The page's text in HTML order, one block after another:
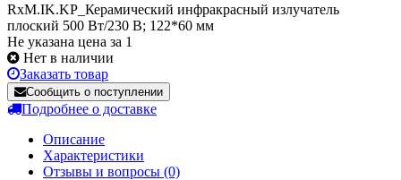
RxM.IK.KP_Керамический инфракрасный излучатель
плоский 500 Вт/230 В; 122*60 мм
Не указана цена за 1
Нет в наличии
Заказать товар
Сообщить о поступлении
Подробнее о доставке
Описание
Характеристики
Отзывы и вопросы (0)